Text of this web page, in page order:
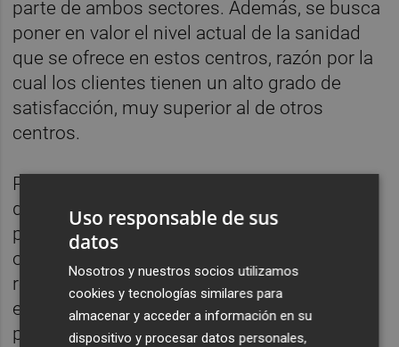
parte de ambos sectores. Además, se busca
poner en valor el nivel actual de la sanidad
que se ofrece en estos centros, razón por la
cual los clientes tienen un alto grado de
satisfacción, muy superior al de otros
centros.
Por otro lado, este convenio busca dar
difusión mutua de las actividades realizadas
por ambas entidades, la colaboración en la
organización de eventos, el fomento de las
relaciones entre ambos sectores y
encuentros entre asociados de Provia y
profesionales del grupo Ribera Salud.
Uso responsable de sus
datos
Nosotros y nuestros socios utilizamos
cookies y tecnologías similares para
almacenar y acceder a información en su
dispositivo y procesar datos personales,